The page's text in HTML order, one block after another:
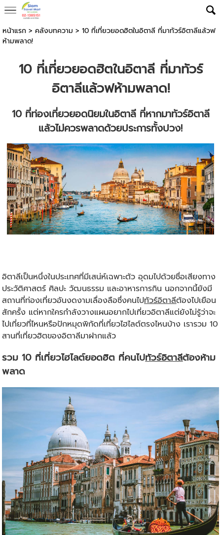
หน้าแรก > คลังบทความ > 10 ที่เที่ยวยอดฮิตในอิตาลี ที่มาทัวร์อิตาลีแล้วฟ
ห้ามพลาด!
10 ที่เที่ยวยอดฮิตในอิตาลี ที่มาทัวร์
อิตาลีแล้วฟห้ามพลาด!
10 ที่ท่องเที่ยวยอดนิยมในอิตาลี ที่หากมาทัวร์อิตาลี
แล้วไม่ควรพลาดด้วยประการทั้งปวง!
อิตาลีเป็นหนึ่งในประเทศที่มีเสน่ห์เฉพาะตัว อุดมไปด้วยชื่อเสียงทาง
ประวัติศาสตร์ ศิลปะ วัฒนธรรม และอาหารการกิน นอกจากนี้ยังมี
สถานที่ท่องเที่ยวอันงดงามเลื่องลือซึ่งคนไปทัวร์อิตาลีต้องไปเยือน
สักครั้ง แต่หากใครกำลังวางแผนอยากไปเที่ยวอิตาลีแต่ยังไม่รู้ว่าจะ
ไปเที่ยวที่ไหนหรือปักหมุดพิกัดที่เที่ยวไฮไลต์ตรงไหนบ้าง เรารวม 10
สานที่เที่ยวฮิตของอิตาลีมาฝากแล้ว
รวม 10 ที่เที่ยวไฮไลต์ยอดฮิต ที่คนไปทัวร์อิตาลีต้องห้าม
พลาด